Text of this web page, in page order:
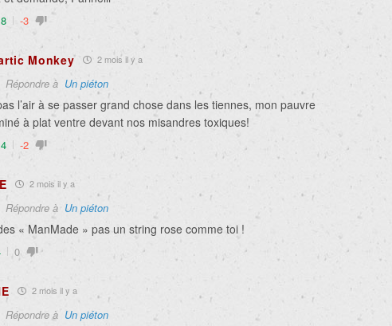
-3
Monkey 2 mois il y a
Répondre à Un piéton
l’air à se passer grand chose dans les tiennes, mon pauvre
à plat ventre devant nos misandres toxiques!
-2
2 mois il y a
Répondre à Un piéton
« ManMade » pas un string rose comme toi !
0
2 mois il y a
Répondre à Un piéton